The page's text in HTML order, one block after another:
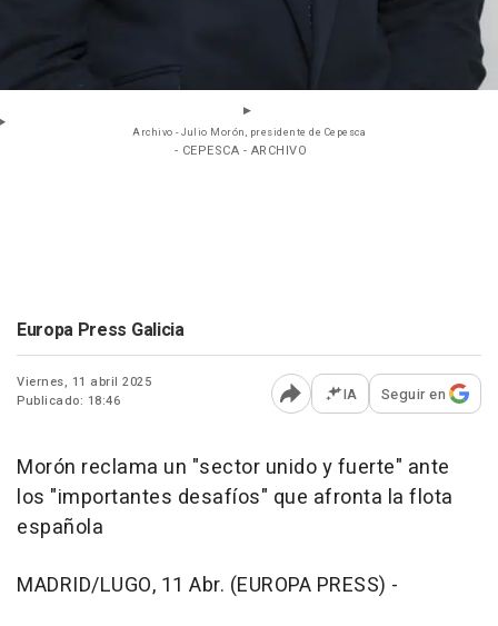
Archivo - Julio Morón, presidente de Cepesca
- CEPESCA - ARCHIVO
Europa Press Galicia
Viernes, 11 abril 2025
Publicado: 18:46
Abrir opciones para
IA Seguir en
Morón reclama un "sector unido y fuerte" ante
los "importantes desafíos" que afronta la flota
española
MADRID/LUGO, 11 Abr. (EUROPA PRESS) -